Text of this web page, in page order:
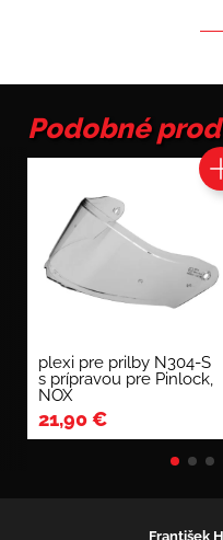
Podobné
plexi pre prilby N304-S
s prípravou pre Pinlock,
NOX
21,90€
František